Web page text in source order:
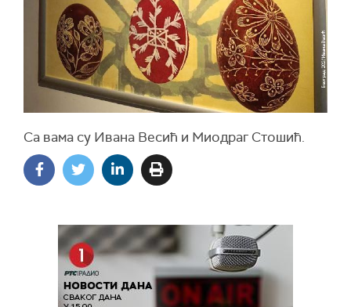
Са вама су Ивана Весић и Миодраг Стошић.